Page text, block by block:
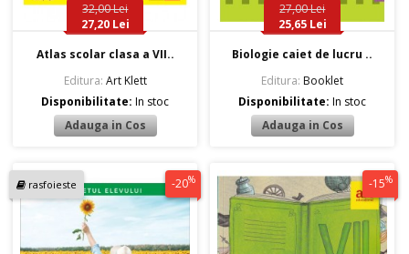
32,00 Lei
27,20 Lei
Atlas scolar clasa a VII..
Editura: Art Klett
Disponibilitate:In stoc
27,00 Lei
25,65 Lei
Biologie caiet de lucru ..
Editura: Booklet
Disponibilitate:In stoc
rasfoieste -20% -15%